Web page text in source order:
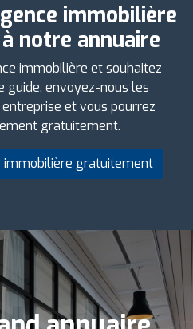
immobilière
notre annuaire
immobilière et souhaitez
guide, envoyez-nous les
et vous pourrez
gratuitement.
immobilière gratuitement